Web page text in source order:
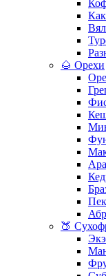
🌰 Орехи
🍑